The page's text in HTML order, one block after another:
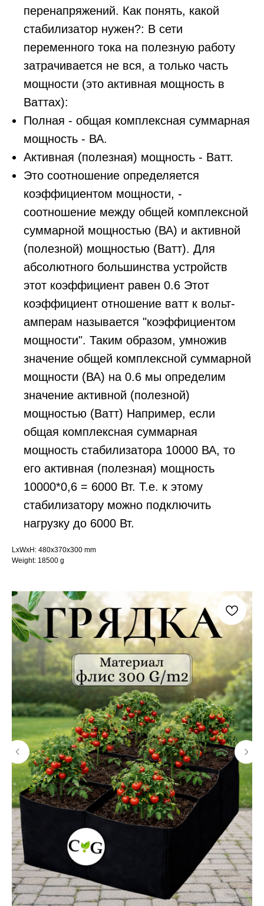
перенапряжений. Как понять, какой
стабилизатор нужен?: В сети
переменного тока на полезную работу
затрачивается не вся, а только часть
мощности (это активная мощность в
Ваттах):
Полная - общая комплексная суммарная
мощность - ВА.
Активная (полезная) мощность - Ватт.
Это соотношение определяется
коэффициентом мощности, -
соотношение между общей комплексной
суммарной мощностью (ВА) и активной
(полезной) мощностью (Ватт). Для
абсолютного большинства устройств
этот коэффициент равен 0.6 Этот
коэффициент отношение ватт к вольт-
амперам называется "коэффициентом
мощности". Таким образом, умножив
значение общей комплексной суммарной
мощности (ВА) на 0.6 мы определим
значение активной (полезной)
мощностью (Ватт) Например, если
общая комплексная суммарная
мощность стабилизатора 10000 ВА, то
его активная (полезная) мощность
10000*0,6 = 6000 Вт. Т.е. к этому
стабилизатору можно подключить
нагрузку до 6000 Вт.
LxWxH: 480x370x300 mm
Weight: 18500 g